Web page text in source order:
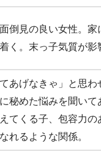
倒見の良い女性。家
く。末っ子気質が影
てあげなきゃ」と思わ
秘めた悩みを聞いて
てくる子、包容力の
れるような関係。